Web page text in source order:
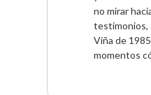
no mirar
testimonios,
Viña de
momentos